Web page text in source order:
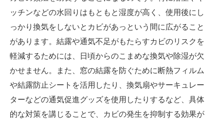
ッチンなどの水回りはもともと湿度が高く、使用後にし
っかり換気をしないとカビがあっという間に広がること
があります。結露や通気不足がもたらすカビのリスクを
軽減するためには、日頃からのこまめな換気や除湿が欠
かせません。また、窓の結露を防ぐために断熱フィルム
や結露防止シートを活用したり、換気扇やサーキュレー
ターなどの通気促進グッズを使用したりするなど、具体
的な対策を講じることで、カビの発生を抑制する効果が